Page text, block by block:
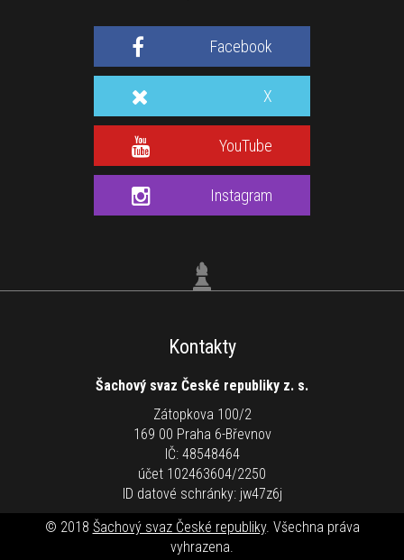
Facebook
X
YouTube
Instagram
Kontakty
Šachový svaz České republiky z. s.
Zátopkova 100/2
169 00 Praha 6-Břevnov
IČ: 48548464
účet 102463604/2250
ID datové schránky: jw47z6j
© 2018 Šachový svaz České republiky. Všechna práva
vyhrazena.